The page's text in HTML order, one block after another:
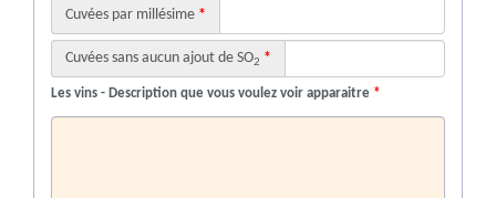
Cuvées par millésime *
Cuvées sans aucun ajout de SO2 *
Les vins - Description que vous voulez voir apparaitre *